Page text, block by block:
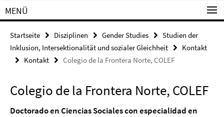
MENÜ
Startseite Disziplinen Gender Studies
Studien der
Inklusion, Intersektionalität und sozialer Gleichheit
Kontakt
Kontakt
Colegio de la Frontera Norte, COLEF
Colegio de la Frontera Norte, COLEF
Doctorado en Ciencias Sociales con especialidad en